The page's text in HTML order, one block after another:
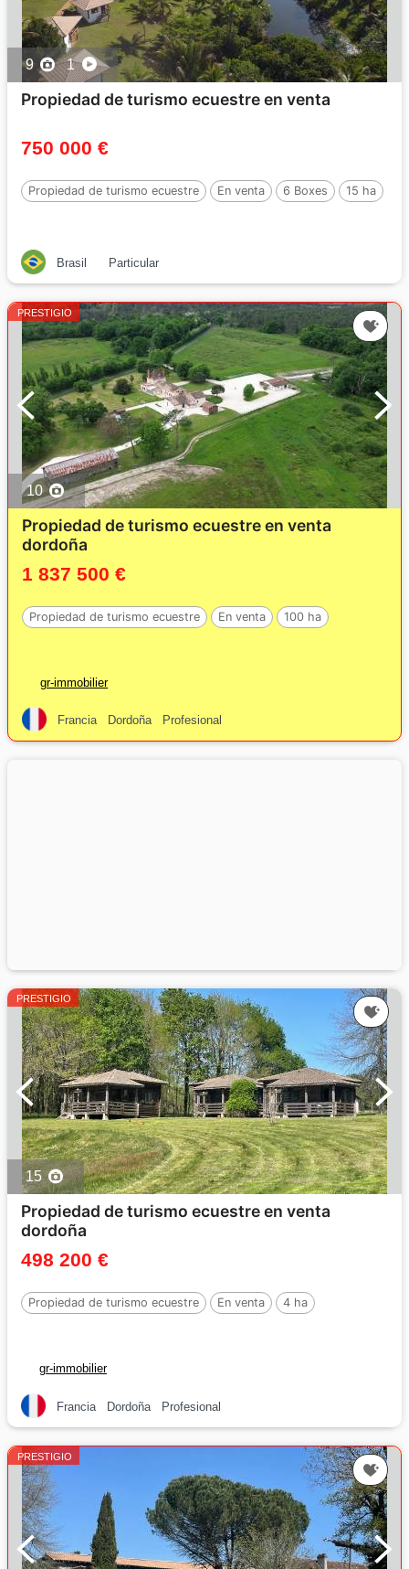
9 1
Propiedad de turismo ecuestre en venta
750 000 €
Propiedad de turismo ecuestre En venta 6 Boxes 15 ha
Brasil Particular
PRESTIGIO
10
Propiedad de turismo ecuestre en venta
dordoña
1 837 500 €
Propiedad de turismo ecuestre En venta 100 ha
gr-immobilier
Francia Dordoña Profesional
PRESTIGIO
15
Propiedad de turismo ecuestre en venta
dordoña
498 200 €
Propiedad de turismo ecuestre En venta 4 ha
gr-immobilier
Francia Dordoña Profesional
PRESTIGIO